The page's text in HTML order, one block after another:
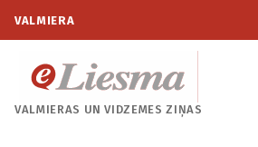
VALMIERA
VALMIERAS UNVIDZEMES ZIŅAS